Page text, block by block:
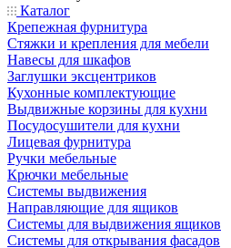
Каталог
Крепежная фурнитура
Стяжки и крепления для мебели
Навесы для шкафов
Заглушки эксцентриков
Кухонные комплектующие
Выдвижные корзины для кухни
Посудосушители для кухни
Лицевая фурнитура
Ручки мебельные
Крючки мебельные
Системы выдвижения
Направляющие для ящиков
Системы для выдвижения ящиков
Системы для открывания фасадов